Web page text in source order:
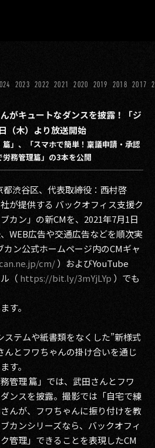
ョブカン
ゲーム
ミクチャ
(CLIUS)
メディア
少女図鑑
イベント
タテドラ
の他事業
2025
2024
2023
2022
2023 2022 2021 2020 2019 2018 2017
がキュートなダンスを披露！「ジ
（木）より放送開始
篇」、「スマホで簡単！稟議申請・承認
務管理篇」の3本を公開
渋谷区、代表取締役：西村啓
が提供する バックオフィス支援ク
カン」の新CMを、2021年7月1日
WEB広告や交通広告などを順次実
ン公式ホームページ内のCMギャ
cm/）およびYouTube
（ https://bit.ly/3mYjLYp ）でも
す。
ステムや紙書類をなくした”新様式
んとフワちゃんの掛け合いを通じ
す。
管理 篇」では、武田さんとフワ
ンスを披露。撮影では「自宅で練
んが、フワちゃんに振り付けを教
カンシリーズなら、バックオフィ
管理」できることを表現したCM